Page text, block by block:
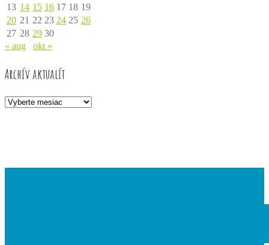
13 14 15 16 17 18 19
20 21 22 23 24 25 26
27 28 29 30
« aug
okt »
Archív aktualít
Archív